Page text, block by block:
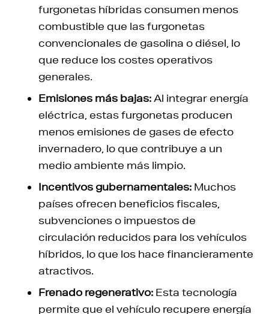
furgonetas híbridas consumen menos
combustible que las furgonetas
convencionales de gasolina o diésel, lo
que reduce los costes operativos
generales.
Emisiones más bajas: Al integrar energía
eléctrica, estas furgonetas producen
menos emisiones de gases de efecto
invernadero, lo que contribuye a un
medio ambiente más limpio.
Incentivos gubernamentales: Muchos
países ofrecen beneficios fiscales,
subvenciones o impuestos de
circulación reducidos para los vehículos
híbridos, lo que los hace financieramente
atractivos.
Frenado regenerativo: Esta tecnología
permite que el vehículo recupere energía